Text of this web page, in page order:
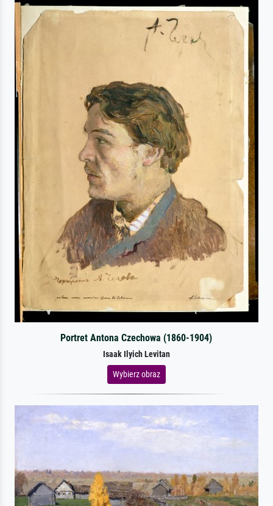
Portret Antona Czechowa (1860-1904)
Isaak Ilyich Levitan
Wybierz obraz